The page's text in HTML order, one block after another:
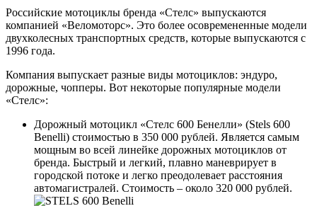
Российские мотоциклы бренда «Стелс» выпускаются
компанией «Веломоторс». Это более осовремененные модели
двухколесных транспортных средств, которые выпускаются с
1996 года.
Компания выпускает разные виды мотоциклов: эндуро,
дорожные, чопперы. Вот некоторые популярные модели
«Стелс»:
Дорожный мотоцикл «Стелс 600 Бенелли» (Stels 600
Benelli) стоимостью в 350 000 рублей. Является самым
мощным во всей линейке дорожных мотоциклов от
бренда. Быстрый и легкий, плавно маневрирует в
городской потоке и легко преодолевает расстояния
автомагистралей. Стоимость – около 320 000 рублей.